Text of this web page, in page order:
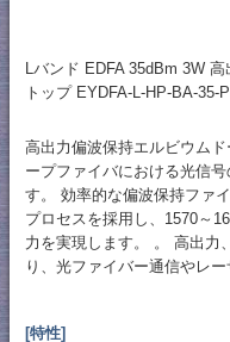
Lバンド EDFA 35dBm 3W
トップ EYDFA-L-HP-BA-35-
高出力偏波保持エルビウム
ープファイバにおける光信
す。 効率的な偏波保持ファ
プロセスを採用し、1570～
力を実現します。 。 高出力
り、光ファイバー通信やレ
[特性]